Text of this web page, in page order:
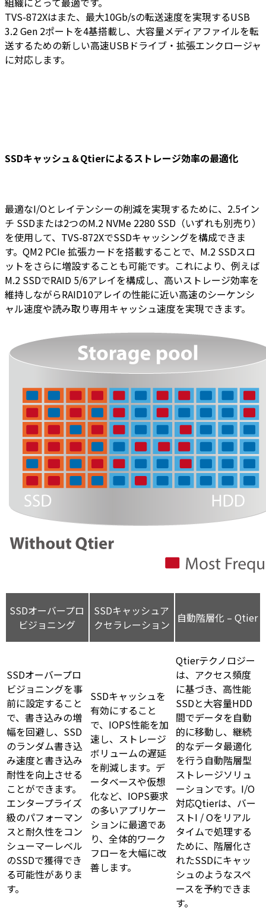
TVS-872Xはまた、最大10Gb/sの転送速度を実現するUSB
3.2 Gen 2ポートを4基搭載し、大容量メディアファイルを転
送するための新しい高速USBドライブ・拡張エンクロージャ
に対応します。
SSDキャッシュ＆Qtierによるストレージ効率の最適化
最適なI/Oとレイテンシーの削減を実現するために、2.5イン
チ SSDまたは2つのM.2 NVMe 2280 SSD（いずれも別売り）
を使用して、TVS-872XでSSDキャッシングを構成できま
す。QM2 PCIe 拡張カードを搭載することで、M.2 SSDスロ
ットをさらに増設することも可能です。これにより、例えば
M.2 SSDでRAID 5/6アレイを構成し、高いストレージ効率を
維持しながらRAID10アレイの性能に近い高速のシーケンシ
ャル速度や読み取り専用キャッシュ速度を実現できます。
SSDオーバープロ
ビジョニング
SSDキャッシュア
クセラレーション
自動階層化 – Qtier
SSDオーバープロ
ビジョニングを事
前に設定すること
で、書き込みの増
幅を回避し、SSD
のランダム書き込
み速度と書き込み
耐性を向上させる
ことができます。
エンタープライズ
級のパフォーマン
スと耐久性をコン
シューマーレベル
のSSDで獲得でき
る可能性がありま
す。
SSDキャッシュを
有効にすること
で、IOPS性能を加
速し、ストレージ
ボリュームの遅延
を削減します。デ
ータベースや仮想
化など、IOPS要求
の多いアプリケー
ションに最適であ
り、全体的ワーク
フローを大幅に改
善します。
Qtierテクノロジー
は、アクセス頻度
に基づき、高性能
SSDと大容量HDD
間でデータを自動
的に移動し、継続
的なデータ最適化
を行う自動階層型
ストレージソリュ
ーションです。I/O
対応Qtierは、バー
ストI / Oをリアル
タイムで処理する
ために、階層化さ
れたSSDにキャッ
シュのようなスペ
ースを予約できま
す。